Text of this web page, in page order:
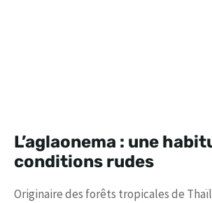
L’aglaonema : une
conditions rudes
Originaire des forêts tropicales de